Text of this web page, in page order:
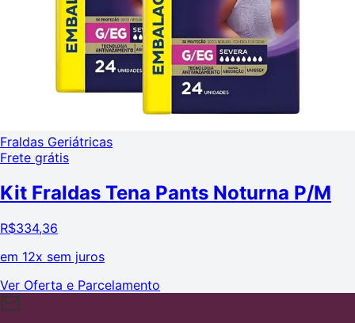
Fraldas Geriátricas
Frete grátis
Kit Fraldas Tena Pants Noturna P/M
R$334,36
em 12x sem juros
Ver Oferta e Parcelamento